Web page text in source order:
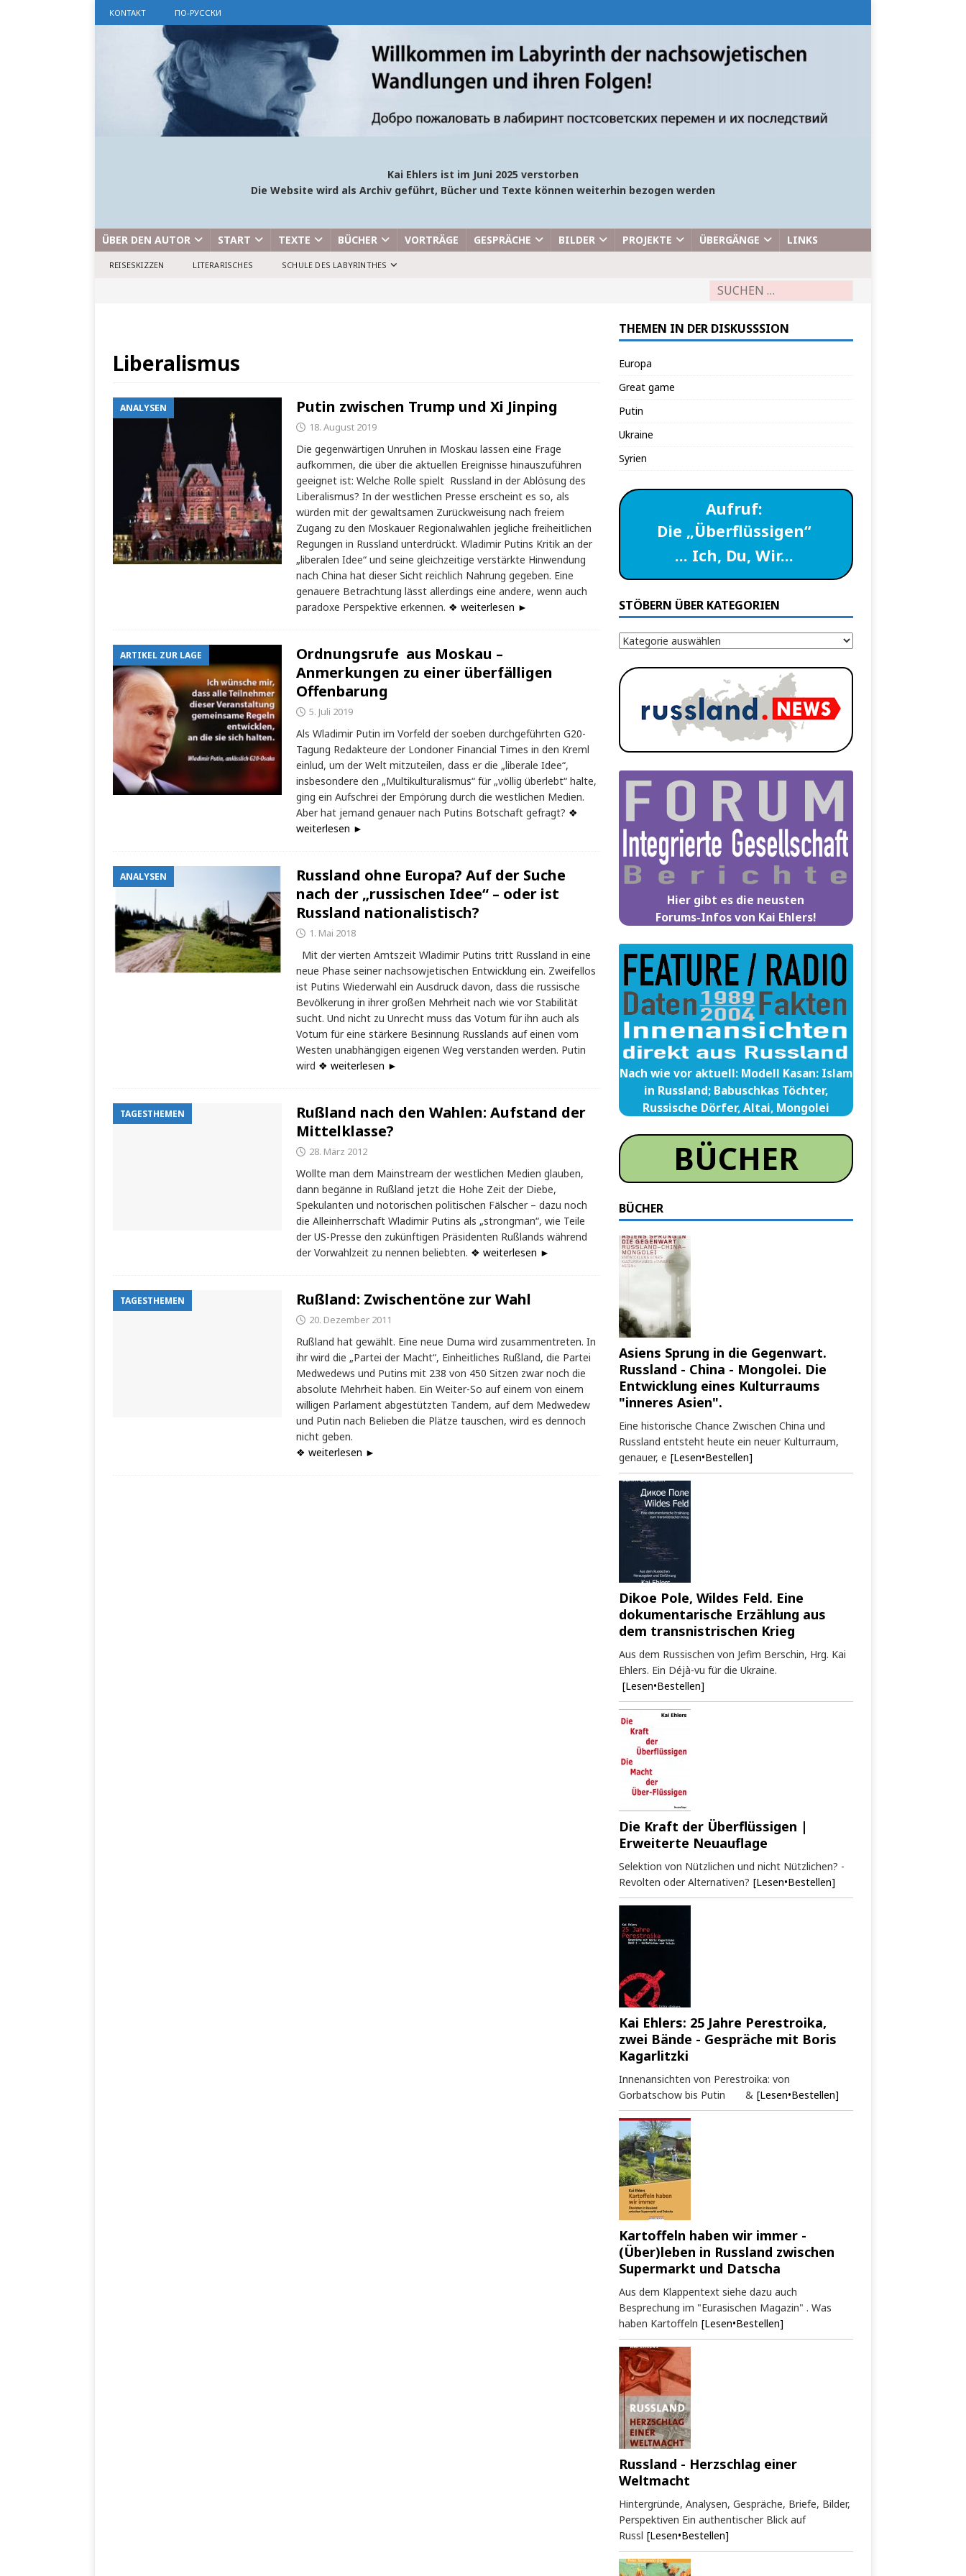
KONTAKT ПО-РУССКИ
Kai Ehlers ist im Juni 2025 verstorben
Die Website wird als Archiv geführt, Bücher und Texte können weiterhin bezogen werden
ÜBER DEN AUTOR START TEXTE BÜCHER VORTRÄGE GESPRÄCHE BILDER PROJEKTE ÜBERGÄNGE LINKS
REISESKIZZEN LITERARISCHES SCHULE DES LABYRINTHES
Liberalismus
ANALYSEN Putin zwischen Trump und Xi Jinping
18. August 2019
Die gegenwärtigen Unruhen in Moskau lassen eine Frage
aufkommen, die über die aktuellen Ereignisse hinauszuführen
geeignet ist: Welche Rolle spielt Russland in der Ablösung des
Liberalismus? In der westlichen Presse erscheint es so, als
würden mit der gewaltsamen Zurückweisung nach freiem
Zugang zu den Moskauer Regionalwahlen jegliche freiheitlichen
Regungen in Russland unterdrückt. Wladimir Putins Kritik an der
„liberalen Idee“ und seine gleichzeitige verstärkte Hinwendung
nach China hat dieser Sicht reichlich Nahrung gegeben. Eine
genauere Betrachtung lässt allerdings eine andere, wenn auch
paradoxe Perspektive erkennen. ❖ weiterlesen ►
ARTIKEL ZUR LAGE
Ordnungsrufe aus Moskau –
Anmerkungen zu einer überfälligen
Offenbarung
5. Juli 2019
Als Wladimir Putin im Vorfeld der soeben durchgeführten G20-
Tagung Redakteure der Londoner Financial Times in den Kreml
einlud, um der Welt mitzuteilen, dass er die „liberale Idee“,
insbesondere den „Multikulturalismus“ für „völlig überlebt“ halte,
ging ein Aufschrei der Empörung durch die westlichen Medien.
Aber hat jemand genauer nach Putins Botschaft gefragt? ❖
weiterlesen ►
ANALYSEN
Russland ohne Europa? Auf der Suche
nach der „russischen Idee“ – oder ist
Russland nationalistisch?
1. Mai 2018
Mit der vierten Amtszeit Wladimir Putins tritt Russland in eine
neue Phase seiner nachsowjetischen Entwicklung ein. Zweifellos
ist Putins Wiederwahl ein Ausdruck davon, dass die russische
Bevölkerung in ihrer großen Mehrheit nach wie vor Stabilität
sucht. Und nicht zu Unrecht muss das Votum für ihn auch als
Votum für eine stärkere Besinnung Russlands auf einen vom
Westen unabhängigen eigenen Weg verstanden werden. Putin
wird ❖ weiterlesen ►
TAGESTHEMEN
Rußland nach den Wahlen: Aufstand der
Mittelklasse?
28. März 2012
Wollte man dem Mainstream der westlichen Medien glauben,
dann begänne in Rußland jetzt die Hohe Zeit der Diebe,
Spekulanten und notorischen politischen Fälscher – dazu noch
die Alleinherrschaft Wladimir Putins als „strongman“, wie Teile
der US-Presse den zukünftigen Präsidenten Rußlands während
der Vorwahlzeit zu nennen beliebten. ❖ weiterlesen ►
TAGESTHEMEN Rußland: Zwischentöne zur Wahl
20. Dezember 2011
Rußland hat gewählt. Eine neue Duma wird zusammentreten. In
ihr wird die „Partei der Macht“, Einheitliches Rußland, die Partei
Medwedews und Putins mit 238 von 450 Sitzen zwar noch die
absolute Mehrheit haben. Ein Weiter-So auf einem von einem
willigen Parlament abgestützten Tandem, auf dem Medwedew
und Putin nach Belieben die Plätze tauschen, wird es dennoch
nicht geben.
❖ weiterlesen ►
THEMEN IN DER DISKUSSSION
Europa
Great game
Putin
Ukraine
Syrien
Aufruf:
Die „Überflüssigen“
… Ich, Du, Wir…
STÖBERN ÜBER KATEGORIEN
Hier gibt es die neusten
Forums-Infos von Kai Ehlers!
Nach wie vor aktuell: Modell Kasan: Islam
in Russland; Babuschkas Töchter,
Russische Dörfer, Altai, Mongolei
BÜCHER
BÜCHER
Asiens Sprung in die Gegenwart.
Russland - China - Mongolei. Die
Entwicklung eines Kulturraums
"inneres Asien".
Eine historische Chance Zwischen China und
Russland entsteht heute ein neuer Kulturraum,
genauer, e [Lesen•Bestellen]
Dikoe Pole, Wildes Feld. Eine
dokumentarische Erzählung aus
dem transnistrischen Krieg
Aus dem Russischen von Jefim Berschin, Hrg. Kai
Ehlers. Ein Déjà-vu für die Ukraine.
[Lesen•Bestellen]
Die Kraft der Überflüssigen |
Erweiterte Neuauflage
Selektion von Nützlichen und nicht Nützlichen? -
Revolten oder Alternativen? [Lesen•Bestellen]
Kai Ehlers: 25 Jahre Perestroika,
zwei Bände - Gespräche mit Boris
Kagarlitzki
Innenansichten von Perestroika: von
Gorbatschow bis Putin & [Lesen•Bestellen]
Kartoffeln haben wir immer -
(Über)leben in Russland zwischen
Supermarkt und Datscha
Aus dem Klappentext siehe dazu auch
Besprechung im "Eurasischen Magazin" . Was
haben Kartoffeln [Lesen•Bestellen]
Russland - Herzschlag einer
Weltmacht
Hintergründe, Analysen, Gespräche, Briefe, Bilder,
Perspektiven Ein authentischer Blick auf
Russl [Lesen•Bestellen]